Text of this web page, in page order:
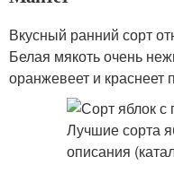
Вкусный ранний сорт
Белая мякоть очень
оранжевеет и краснеет